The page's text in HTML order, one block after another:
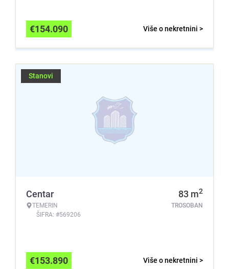
Više o nekretnini >
€154.090
Stanovi
Centar
TEMERIN
ŠIFRA: #569206
83 m2
TROSOBAN
Više o nekretnini >
€153.890